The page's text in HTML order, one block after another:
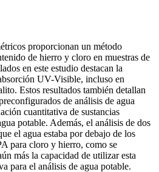
proporcionan un método
de hierro y cloro en muestras de
en este estudio destacan la
UV-Visible, incluso en
Estos resultados también detallan
de análisis de agua
cuantitativa de sustancias
potable. Además, el análisis de dos
el agua estaba por debajo de los
para cloro y hierro, como se
más la capacidad de utilizar esta
para el análisis de agua potable.